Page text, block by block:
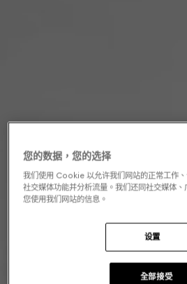
您的数据，您的选择
我们使用 Cookie 以允许我们网站的正常工作
社交媒体功能并分析流量。我们还同社交媒体
您使用我们网站的信息。
设置
全部接受